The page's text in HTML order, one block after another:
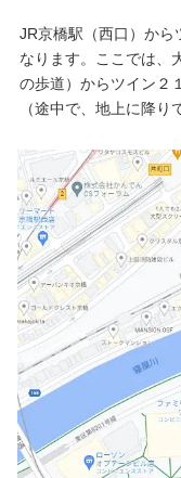
JR京橋駅（西口）から
なります。ここでは、
の歩道）からツイン２
（途中で、地上に降り